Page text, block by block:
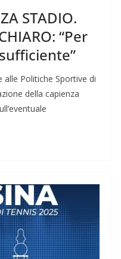
STADIO.
“Per
Politiche Sportive di
della capienza